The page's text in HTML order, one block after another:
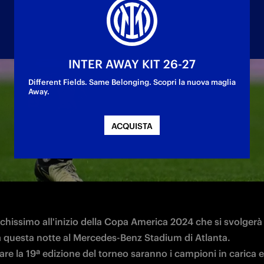
tra Argentina e Canada. 4 i nerazzurri
all'inizio della Copa America 2024 che si
questa notte al Mercedes-Benz Stadium di Atlanta.
la 19ª edizione del torneo saranno i campioni in carica
INTER AWAY KIT 26-27
Different Fields. Same Belonging. Scopri la nuova maglia
Away.
ACQUISTA